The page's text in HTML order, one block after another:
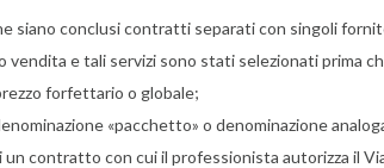
siano conclusi contratti separati con singoli
e tali servizi sono stati selezionati prima
forfettario o globale;
«pacchetto» o denominazione
contratto con cui il professionista autorizza il